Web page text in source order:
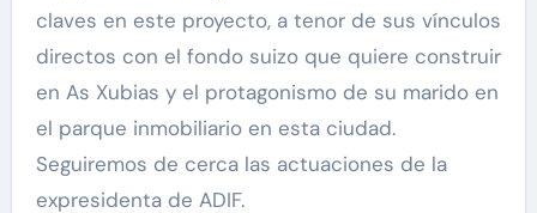
claves en este proyecto, a tenor de sus vínculos
directos con el fondo suizo que quiere construir
en As Xubias y el protagonismo de su marido en
el parque inmobiliario en esta ciudad.
Seguiremos de cerca las actuaciones de la
expresidenta de ADIF.